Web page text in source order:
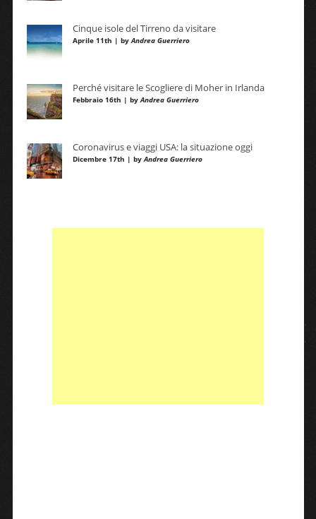
Cinque isole del Tirreno da visitare
Aprile 11th | byAndrea Guerriero
Perché visitare le Scogliere di Moher in Irlanda
Febbraio 16th | byAndrea Guerriero
Coronavirus e viaggi USA: la situazione oggi
Dicembre 17th | byAndrea Guerriero